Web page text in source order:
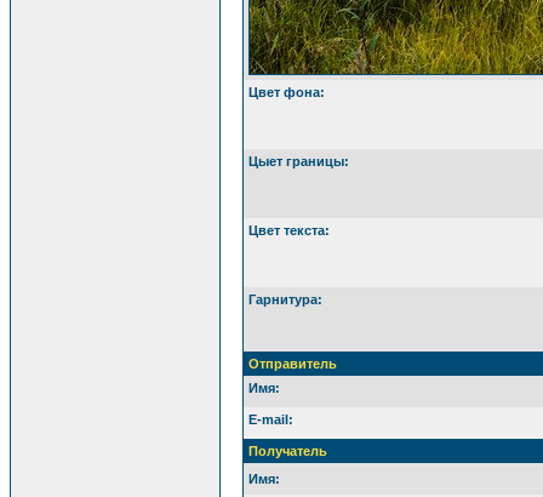
Цвет фона:
Цыет границы:
Цвет текста:
Гарнитура:
Отправитель
Имя:
E-mail:
Получатель
Имя: